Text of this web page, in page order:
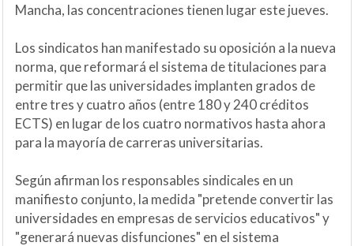
Mancha, las concentraciones tienen lugar este jueves.
Los sindicatos han manifestado su oposición a la nueva
norma, que reformará el sistema de titulaciones para
permitir que las universidades implanten grados de
entre tres y cuatro años (entre 180 y 240 créditos
ECTS) en lugar de los cuatro normativos hasta ahora
para la mayoría de carreras universitarias.
Según afirman los responsables sindicales en un
manifiesto conjunto, la medida "pretende convertir las
universidades en empresas de servicios educativos" y
"generará nuevas disfunciones" en el sistema